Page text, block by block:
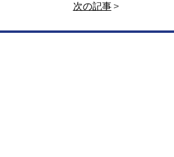
次の記事 >